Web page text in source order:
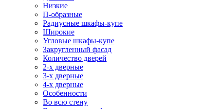
Низкие
П-образные
Радиусные шкафы-купе
Широкие
Угловые шкафы-купе
Закругленный фасад
Количество дверей
2-х дверные
3-х дверные
4-х дверные
Особенности
Во всю стену